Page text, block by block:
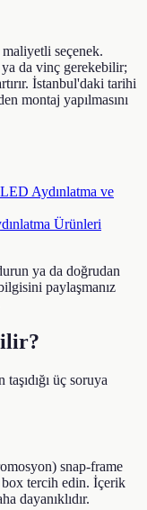
seçenek.
da vinç gerekebilir;
İstanbul'daki tarihi
montaj yapılmasını
Aydınlatma ve
Ürünleri
ya da doğrudan
paylaşmanız
üç soruya
snap-frame
tercih edin. İçerik
dayanıklıdır.